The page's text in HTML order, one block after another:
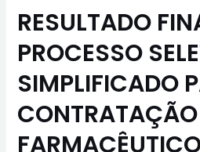
RESULTADO
PROCESSO
SIMPLIFICADO
CONTRATAÇÃO